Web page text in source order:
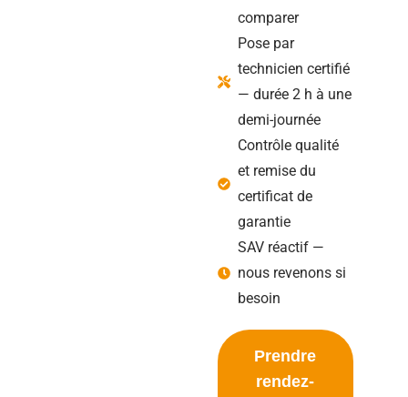
comparer
Pose par
technicien certifié
— durée 2 h à une
demi-journée
Contrôle qualité
et remise du
certificat de
garantie
SAV réactif —
nous revenons si
besoin
Prendre
rendez-